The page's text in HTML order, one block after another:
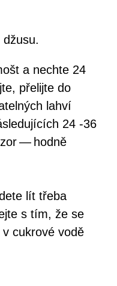
a nechte 24
přelijte do
lahví
24 ‑36
— hodně
lít třeba
s tím, že se
cukrové vodě